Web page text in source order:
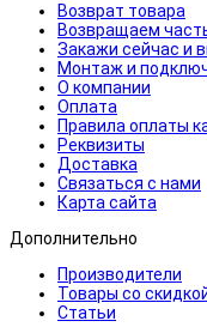
Возврат товара
Возвращаем
Закажи сейчас и
Монтаж и
О компании
Оплата
Правила оплаты
Реквизиты
Доставка
Связаться с нами
Карта сайта
Дополнительно
Производители
Товары со
Статьи